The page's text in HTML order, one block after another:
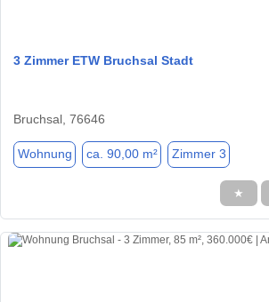
3 Zimmer ETW Bruchsal Stadt
Bruchsal, 76646
Wohnung ca. 90,00 m² Zimmer 3
★